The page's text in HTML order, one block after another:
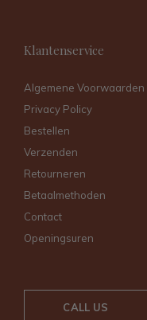
Klantenservice
Algemene Voorwaarden
Privacy Policy
Bestellen
Verzenden
Retourneren
Betaalmethoden
Contact
Openingsuren
CALL US